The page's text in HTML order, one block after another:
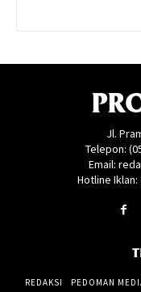
Jl.
Telepon:
Email:
Hotline Iklan:
REDAKSI PEDOMAN